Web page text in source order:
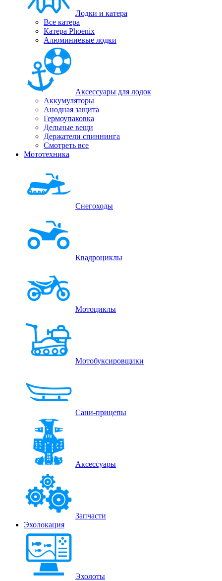
Лодки и катера
Все катера
Катера Phoenix
Алюминиевые лодки
Аксессуары для лодок
Аккумуляторы
Анодная защита
Гермоупаковка
Дельные вещи
Держатели спиннинга
Смотреть все
Мототехника
Снегоходы
Квадроциклы
Мотоциклы
Мотобуксировщики
Сани-прицепы
Аксессуары
Запчасти
Эхолокация
Эхолоты